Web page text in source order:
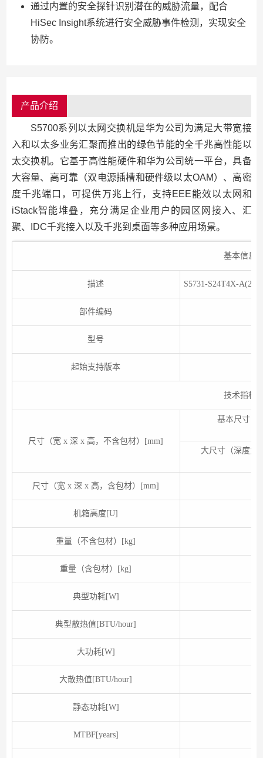
通过内置的安全探针识别潜在的威胁流量，配合
HiSec Insight系统进行安全威胁事件检测，实现安全
协防。
产品介绍
S5700系列以太网交换机是华为公司为满足大带宽接
入和以太多业务汇聚而推出的绿色节能的全千兆高性能以
太交换机。它基于高性能硬件和华为公司统一平台，具备
大容量、高可靠（双电源插槽和硬件级以太OAM）、高密
度千兆端口，可提供万兆上行，支持EEE能效以太网和
iStack智能堆叠，充分满足企业用户的园区网接入、汇
聚、IDC千兆接入以及千兆到桌面等多种应用场景。
基本信息
描述 S5731-S24T4X-A(24
部件编码
型号
起始支持版本
技术指标
尺寸（宽 x 深 x 高，不含包材）[mm]
基本尺寸（
大尺寸（深度为
尺寸（宽 x 深 x 高，含包材）[mm]
机箱高度[U]
重量（不含包材）[kg]
重量（含包材）[kg]
典型功耗[W]
典型散热值[BTU/hour]
大功耗[W]
大散热值[BTU/hour]
静态功耗[W]
MTBF[years]